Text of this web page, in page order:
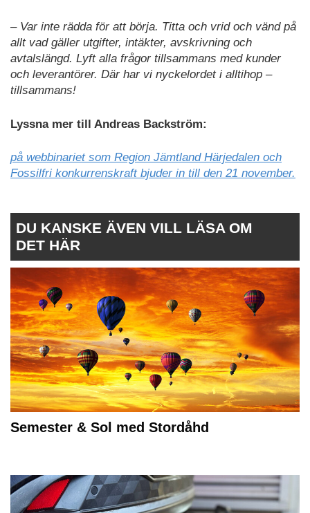
– Var inte rädda för att börja. Titta och vrid och vänd på
allt vad gäller utgifter, intäkter, avskrivning och
avtalslängd. Lyft alla frågor tillsammans med kunder
och leverantörer. Där har vi nyckelordet i alltihop –
tillsammans!
Lyssna mer till Andreas Backström:
på webbinariet som Region Jämtland Härjedalen och
Fossilfri konkurrenskraft bjuder in till den 21 november.
DU KANSKE ÄVEN VILL LÄSA OM
DET HÄR
Semester & Sol med Stordåhd